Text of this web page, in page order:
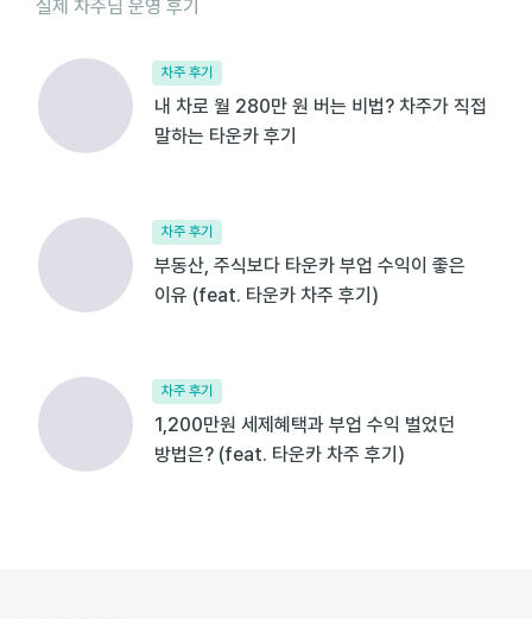
실제 차주님 운영 후기
차주 후기
내 차로 월 280만 원 버는 비법? 차주가 직접
말하는 타운카 후기
차주 후기
부동산, 주식보다 타운카 부업 수익이 좋은
이유 (feat. 타운카 차주 후기)
차주 후기
1,200만원 세제혜택과 부업 수익 벌었던
방법은? (feat. 타운카 차주 후기)